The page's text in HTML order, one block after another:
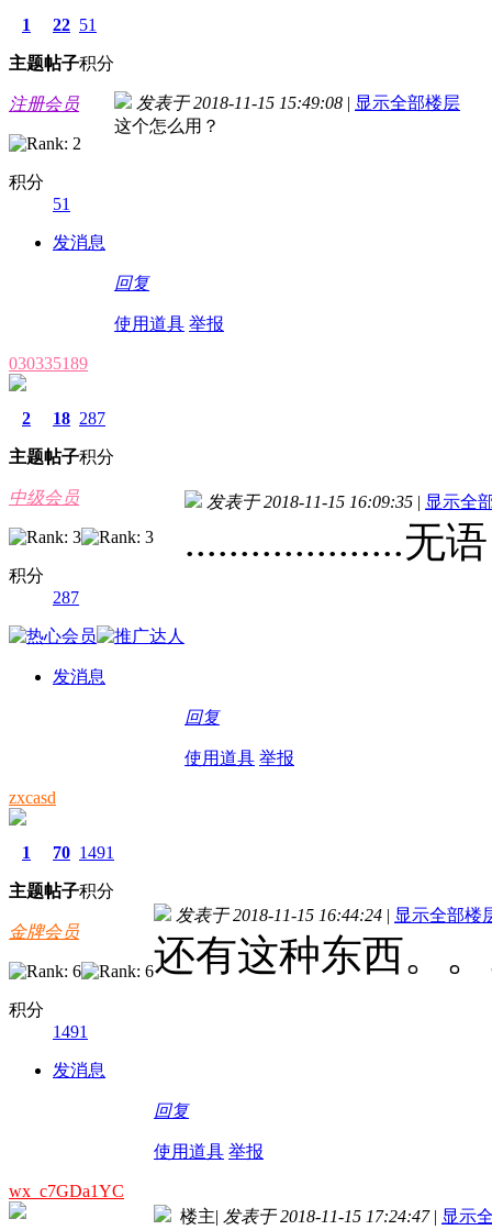
1
主题
22
帖子
51
积分
注册会员
积分
51
发消息
发表于 2018-11-15 15:49:08 | 显示全部楼层
这个怎么用？
回复
使用道具 举报
030335189
2
主题
18
帖子
287
积分
中级会员
积分
287
发消息
发表于 2018-11-15 16:09:35 | 显示全
....................无语
回复
使用道具 举报
zxcasd
1
主题
70
帖子
1491
积分
金牌会员
积分
1491
发消息
发表于 2018-11-15 16:44:24 | 显示全部楼
还有这种东西。
回复
使用道具 举报
wx_c7GDa1YC
楼主| 发表于 2018-11-15 17:24:47 | 显示